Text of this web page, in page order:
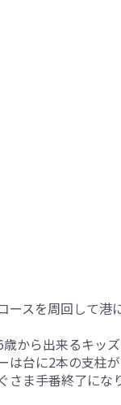
ースを周回して港
歳から出来るキッ
は台に2本の支柱
ぐさま手番終了にな